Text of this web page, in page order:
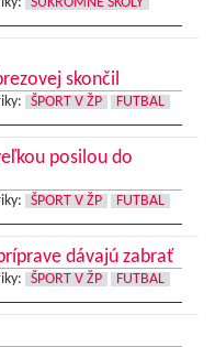
skončil
ŠPORT V ŽP FUTBAL
posilou do
ŠPORT V ŽP FUTBAL
dávajú zabrať
ŠPORT V ŽP FUTBAL